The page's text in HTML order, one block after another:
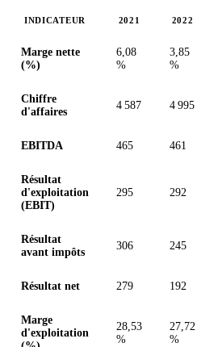
INDICATEUR 2021 2022
Marge nette
(%)
6,08
%
3,85
%
Chiffre
d'affaires
4 587 4 995
EBITDA 465 461
Résultat
d'exploitation
(EBIT)
295 292
Résultat
avant impôts
306 245
Résultat net 279 192
Marge
d'exploitation
28,53
%
27,72
%